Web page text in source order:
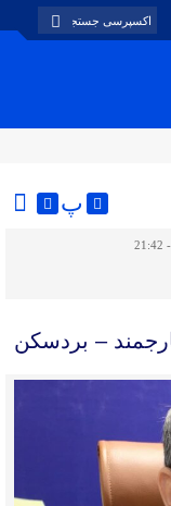
پ
– بردسکن